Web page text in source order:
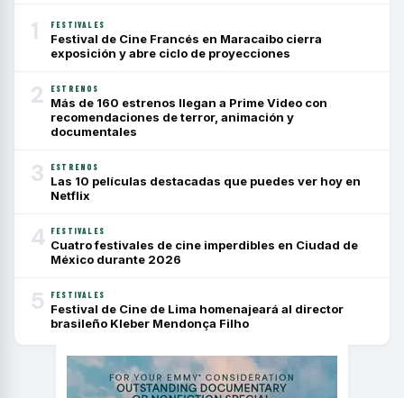
1 FESTIVALES
Festival de Cine Francés en Maracaibo cierra
exposición y abre ciclo de proyecciones
2 ESTRENOS
Más de 160 estrenos llegan a Prime Video con
recomendaciones de terror, animación y
documentales
3 ESTRENOS
Las 10 películas destacadas que puedes ver hoy en
Netflix
4 FESTIVALES
Cuatro festivales de cine imperdibles en Ciudad de
México durante 2026
5 FESTIVALES
Festival de Cine de Lima homenajeará al director
brasileño Kleber Mendonça Filho